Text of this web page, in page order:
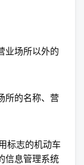
场所以外的
的名称、营
标志的机动车
信息管理系统